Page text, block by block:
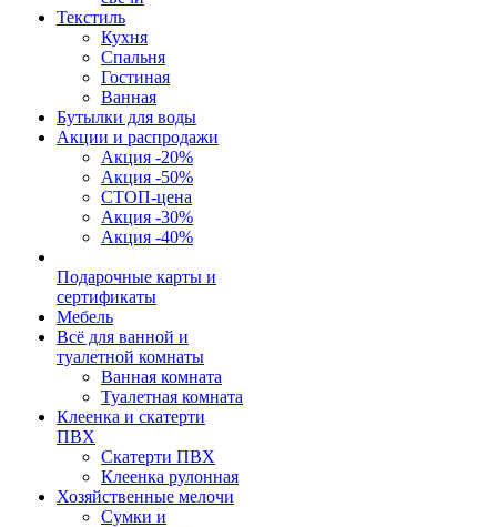
Текстиль
Кухня
Спальня
Гостиная
Ванная
Бутылки для воды
Акции и распродажи
Акция -20%
Акция -50%
СТОП-цена
Акция -30%
Акция -40%
Подарочные карты и
сертификаты
Мебель
Всё для ванной и
туалетной комнаты
Ванная комната
Туалетная комната
Клеенка и скатерти
ПВХ
Скатерти ПВХ
Клеенка рулонная
Хозяйственные мелочи
Сумки и